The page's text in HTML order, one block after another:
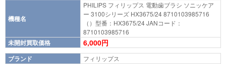
機種名
PHILIPS フィリップス 電動歯ブラシ ソニッケア
ー 3100シリーズ HX3675/24 8710103985716
（）型番：HX3675/24 JANコード：
8710103985716
未開封買取価格 6,000円
ブランド フィリップス